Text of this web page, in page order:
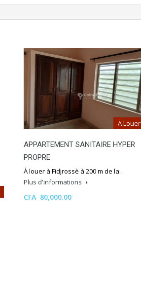
A Louer
APPARTEMENT SANITAIRE HYPER
PROPRE
À louer à Fidjrossè à 200 m de la…
Plus d'informations
CFA 80,000.00